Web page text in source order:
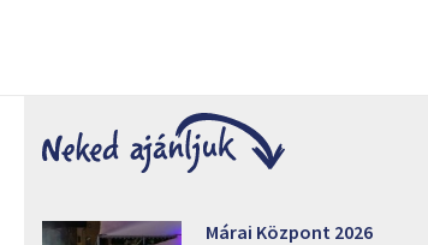
Márai Központ 2026